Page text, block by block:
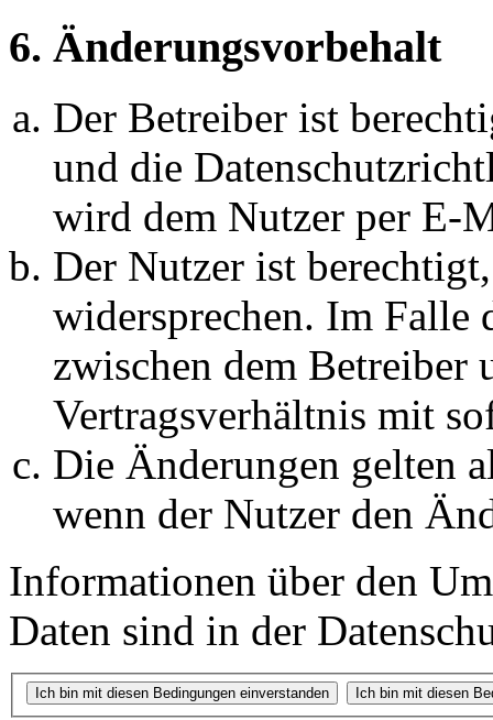
6. Änderungsvorbehalt
Der Betreiber ist
und die
wird dem Nutzer per E-
Der Nutzer ist
widersprechen. Im Falle
zwischen dem Betreiber
Vertragsverhältnis mit
Die Änderungen gelten
wenn der Nutzer den
Informationen über den
Daten sind in der